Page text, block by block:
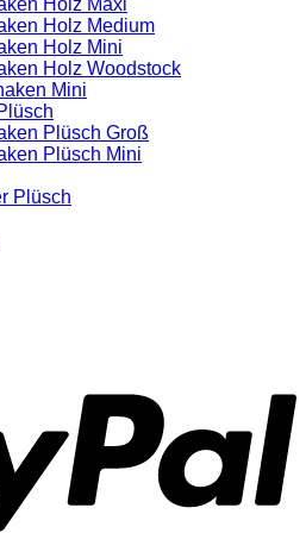
Holz Medium
Holz Mini
Holz Woodstock
Mini
Plüsch Groß
Plüsch Mini
Plüsch